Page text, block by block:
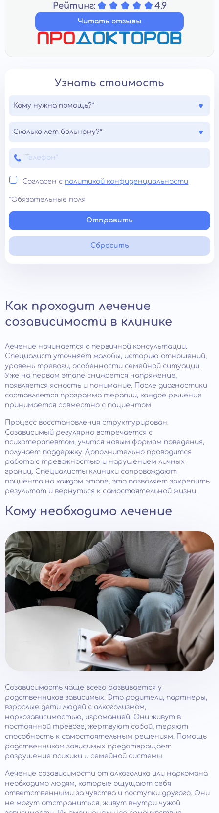
Рейтинг: 4.9
Читать отзывы
Узнать стоимость
Кому нужна помощь?*
Сколько лет больному?*
Согласен с политикой конфиденциальности
*Обязательные поля
Отправить
Сбросить
Как проходит лечение
созависимости в клинике
Лечение начинается с первичной консультации.
Специалист уточняет жалобы, историю отношений,
уровень тревоги, особенности семейной ситуации.
Уже на первом этапе снижается напряжение,
появляется ясность и понимание. После диагностики
составляется программа терапии, каждое решение
принимается совместно с пациентом.
Процесс восстановления структурирован.
Созависимый регулярно встречается с
психотерапевтом, учится новым формам поведения,
получает поддержку. Дополнительно проводится
работа с тревожностью и нарушением личных
границ. Специалисты клиники сопровождают
пациента на каждом этапе, это позволяет закрепить
результат и вернуться к самостоятельной жизни.
Кому необходимо лечение
Созависимость чаще всего развивается у
родственников зависимых. Это родители, партнеры,
взрослые дети людей с алкоголизмом,
наркозависимостью, игроманией. Они живут в
постоянной тревоге, жертвуют собой, теряют
способность к самостоятельным решениям. Помощь
родственникам зависимых предотвращает
разрушение психики и семейной системы.
Лечение созависимости от алкоголика или наркомана
необходимо людям, которые ощущают себя
ответственными за чувства и поступки другого. Они
не могут отстраниться, живут внутри чужой